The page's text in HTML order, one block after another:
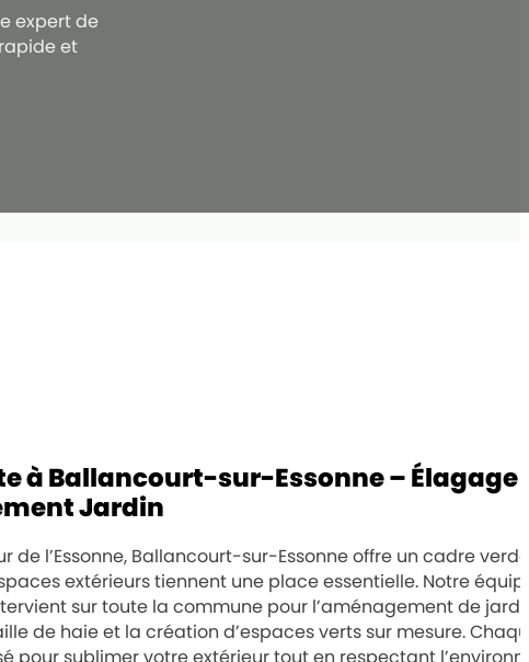
expert de
et
à Ballancourt-sur-Essonne – Élagage
Jardin
de l’Essonne, Ballancourt-sur-Essonne offre un cadre
extérieurs tiennent une place essentielle. Notre
sur toute la commune pour l’aménagement de
de haie et la création d’espaces verts sur mesure.